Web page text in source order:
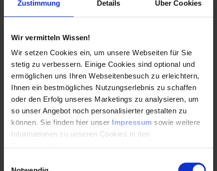
Zustimmung Details Über Cookies
Wir vermitteln Wissen!
Wir setzen Cookies ein, um unsere Webseiten für Sie
stetig zu verbessern. Einige Cookies sind optional und
ermöglichen uns Ihren Webseitenbesuch zu erleichtern,
Ihnen ein bestmögliches Nutzungserlebnis zu schaffen
oder den Erfolg unseres Marketings zu analysieren, um
so unser Angebot noch personalisierter gestalten zu
können. Sie finden hier unser Impressum sowie weitere
Informationen zu unseren Cookies in den
Das Seminar 'Stirnradgetriebe - Dimensionierung,
Gestaltung und Optimierung' vermittelt Ihnen
Normung.
01. – 02.12.2026
Online
Online
Alle Termine ansehen
Auch Inhouse buchbar
DETAILS & BUCHEN